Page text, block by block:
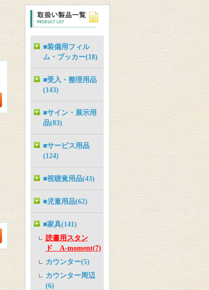
■装備用フィル
ム・ブッカー(18)
■受入・整理用品
(143)
■サイン・展示用
品(83)
■サービス用品
(124)
■視聴覚用品(43)
■児童用品(62)
■家具(141)
読書用スタン
ド A-moment(7)
カウンター(5)
カウンター周辺
(6)